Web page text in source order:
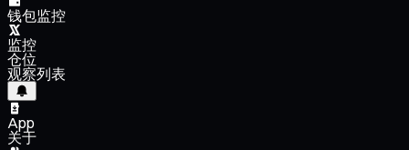
钱包监控
监控
仓位
观察列表
App
关于